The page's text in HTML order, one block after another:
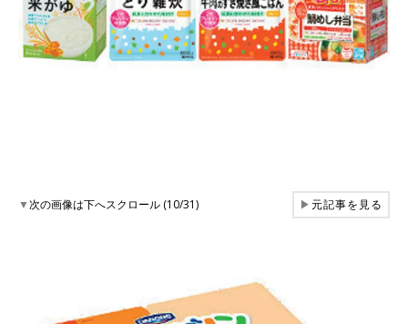
▼次の画像は下へスクロール (10/31) ▶元記事を見る